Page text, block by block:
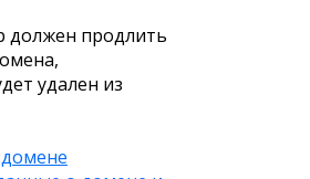
должен продлить
удален из